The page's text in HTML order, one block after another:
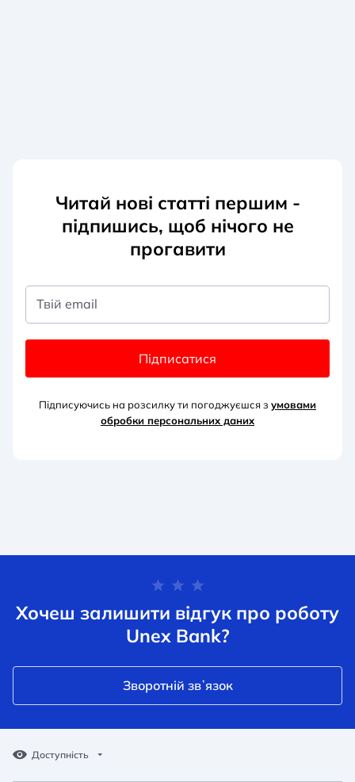
Читай нові статті першим -
підпишись, щоб нічого не
прогавити
Твій email
Підписатися
Підписуючись на розсилку ти погоджуєшся з умовами
обробки персональних даних
Хочеш залишити відгук про роботу
Unex Bank?
Зворотній звʼязок
Доступність